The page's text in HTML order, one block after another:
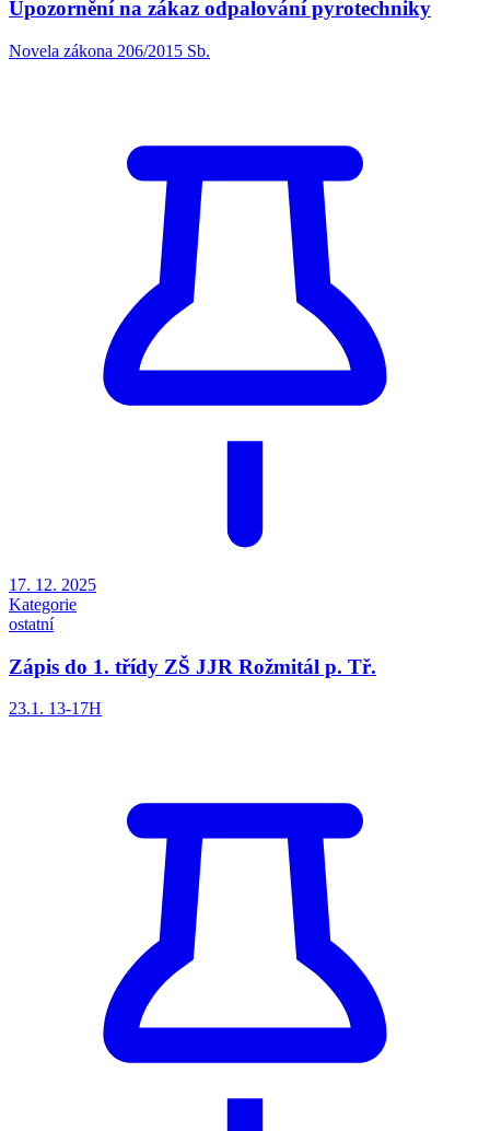
Upozornění na zákaz odpalování pyrotechniky
Novela zákona 206/2015 Sb.
17. 12. 2025
Kategorie
ostatní
Zápis do 1. třídy ZŠ JJR Rožmitál p. Tř.
23.1. 13-17H